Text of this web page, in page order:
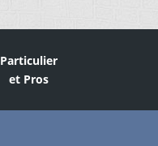
Particulier
et Pros